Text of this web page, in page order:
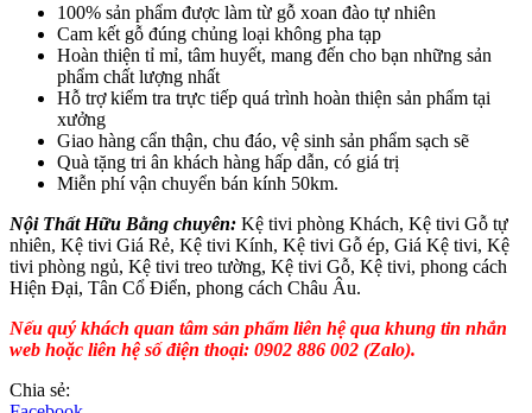
100% sản phẩm được làm từ gỗ xoan đào tự nhiên
Cam kết gỗ đúng chủng loại không pha tạp
Hoàn thiện tỉ mỉ, tâm huyết, mang đến cho bạn những sản
phẩm chất lượng nhất
Hỗ trợ kiểm tra trực tiếp quá trình hoàn thiện sản phẩm tại
xưởng
Giao hàng cẩn thận, chu đáo, vệ sinh sản phẩm sạch sẽ
Quà tặng tri ân khách hàng hấp dẫn, có giá trị
Miễn phí vận chuyển bán kính 50km.
Nội Thất Hữu Bằng chuyên: Kệ tivi phòng Khách, Kệ tivi Gỗ tự
nhiên, Kệ tivi Giá Rẻ, Kệ tivi Kính, Kệ tivi Gỗ ép, Giá Kệ tivi, Kệ
tivi phòng ngủ, Kệ tivi treo tường, Kệ tivi Gỗ, Kệ tivi, phong cách
Hiện Đại, Tân Cổ Điển, phong cách Châu Âu.
Nếu quý khách quan tâm sản phẩm liên hệ qua khung tin nhắn
web hoặc liên hệ số điện thoại: 0902 886 002 (Zalo).
Chia sẻ: